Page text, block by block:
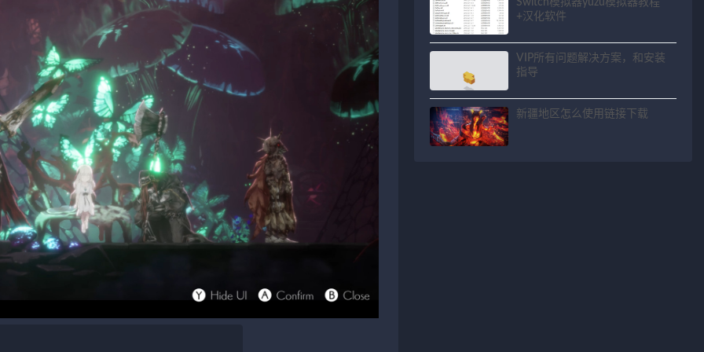
+汉化软件
VIP所有问题解决方案，和安装
指导
新疆地区怎么使用链接下载